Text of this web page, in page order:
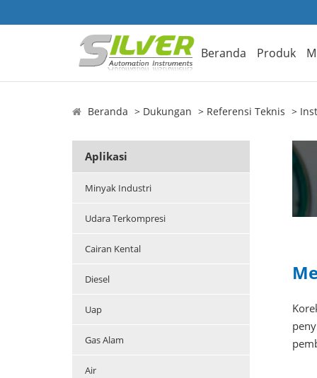
Beranda Produk
Beranda Dukungan Referensi Teknis
Aplikasi
Minyak Industri
Udara Terkompresi
Cairan Kental
Diesel
Uap
Gas Alam
Air